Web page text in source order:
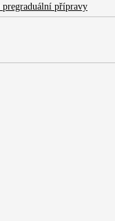
pregraduální přípravy